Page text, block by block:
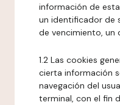
información de
un identificador de
de vencimiento, un
1.2 Las cookies
cierta información
navegación del
terminal, con el fin